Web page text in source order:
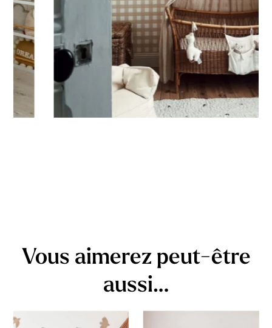
Vous aimerez peut-être
aussi…